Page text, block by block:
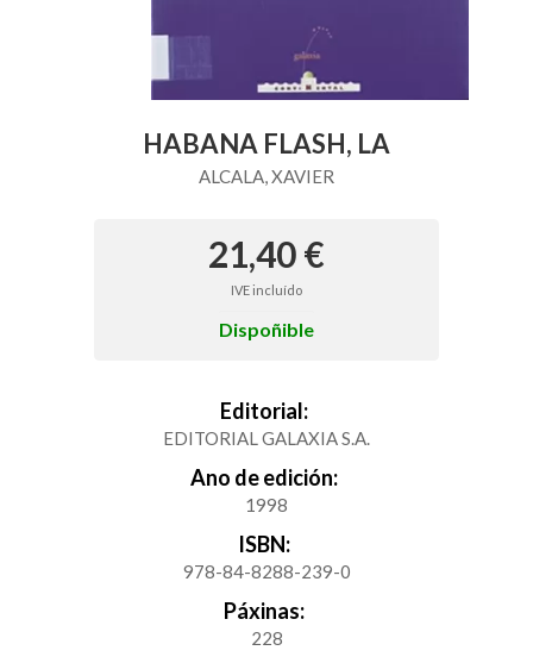
HABANA FLASH, LA
ALCALA, XAVIER
21,40 €
IVE incluído
Dispoñible
Editorial:
EDITORIAL GALAXIA S.A.
Ano de edición:
1998
ISBN:
978-84-8288-239-0
Páxinas:
228